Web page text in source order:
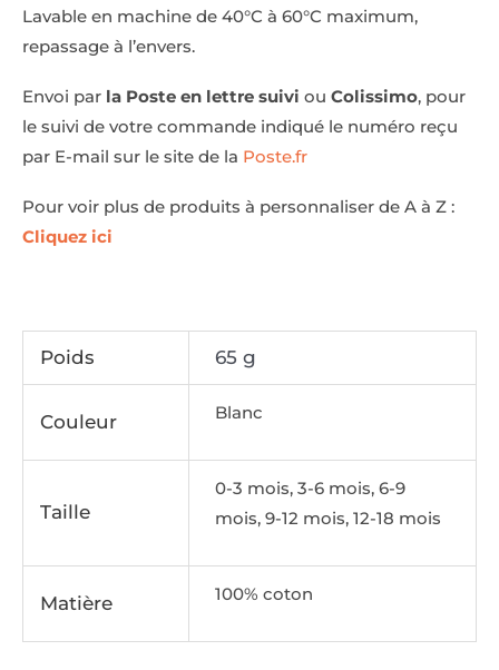
Lavable en machine de 40°C à 60°C maximum,
repassage à l’envers.
Envoi par la Poste en lettre suivi ou Colissimo, pour
le suivi de votre commande indiqué le numéro reçu
par E-mail sur le site de la Poste.fr
Pour voir plus de produits à personnaliser de A à Z :
Cliquez ici
Poids 65 g
Couleur Blanc
Taille
0-3 mois, 3-6 mois, 6-9
mois, 9-12 mois, 12-18 mois
Matière 100% coton